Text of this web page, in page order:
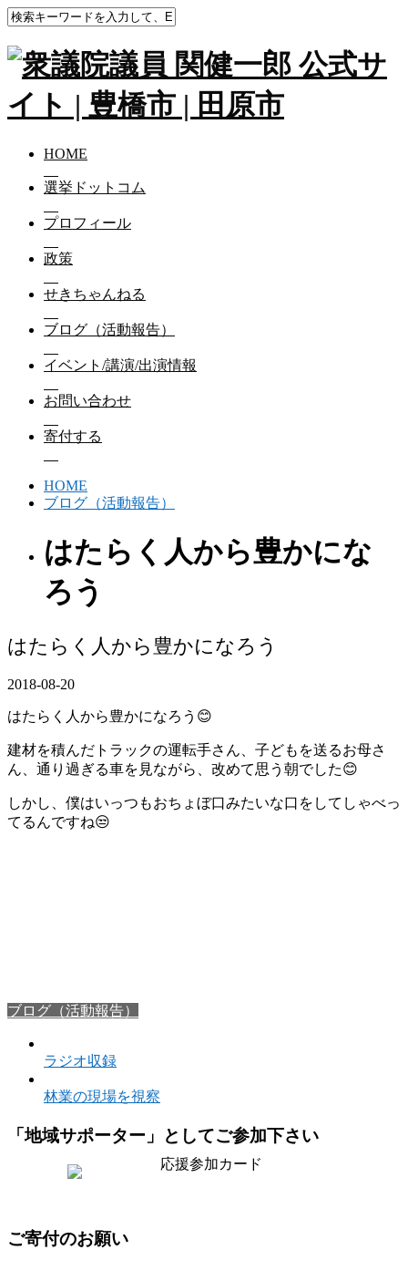
HOME
選挙ドットコム
プロフィール
政策
せきちゃんねる
ブログ（活動報告）
イベント/講演/出演情報
お問い合わせ
寄付する
HOME
ブログ（活動報告）
はたらく人から豊かにな
ろう
はたらく人から豊かになろう
2018-08-20
はたらく人から豊かになろう😊
建材を積んだトラックの運転手さん、子どもを送るお母さ
ん、通り過ぎる車を見ながら、改めて思う朝でした😊
しかし、僕はいっつもおちょぼ口みたいな口をしてしゃべっ
てるんですね😒
ブログ（活動報告）
ラジオ収録
林業の現場を視察
「地域サポーター」としてご参加下さい
ご寄付のお願い